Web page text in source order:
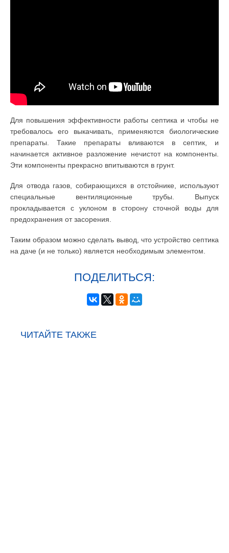
Для повышения эффективности работы септика и чтобы не
требовалось его выкачивать, применяются биологические
препараты. Такие препараты вливаются в септик, и
начинается активное разложение нечистот на компоненты.
Эти компоненты прекрасно впитываются в грунт.
Для отвода газов, собирающихся в отстойнике, используют
специальные вентиляционные трубы. Выпуск
прокладывается с уклоном в сторону сточной воды для
предохранения от засорения.
Таким образом можно сделать вывод, что устройство септика
на даче (и не только) является необходимым элементом.
ПОДЕЛИТЬСЯ:
ЧИТАЙТЕ ТАКЖЕ